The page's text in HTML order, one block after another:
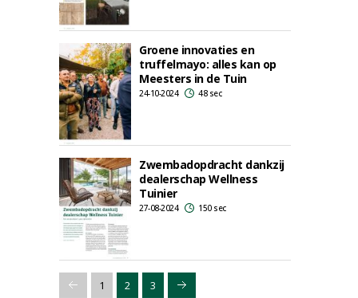
Groene innovaties en
truffelmayo: alles kan op
Meesters in de Tuin
24-10-2024 48 sec
Zwembadopdracht dankzij
dealerschap Wellness
Tuinier
27-08-2024 150 sec
1 2 3